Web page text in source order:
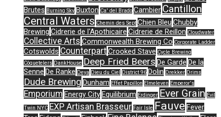
Brutes Burning Sky Buxton Ca' del Brado Cambier Cantillon
Central Waters Chemin des Sept Chien Bleu Chubby
Brewing Cidrerie de l'Apothicaire Cidrerie de Reillon Cloudwater
Collective Arts Commonwealth Brewing Co Corporate Ladder
Cotswolds CounterpartCrooked Stave Cycle Brewing
Côquetelers DankHouse Deep Fried Beers De Garde De la
Senne De Ranke Deya Dieu du Ciel District 96 Dolin Drekker Drims
Dude Brewing Dunham Effet Papillon Elmeleven Emperor's
Emporium Energy CityEquilibrium Erdinger Ever Grain Evil
Twin NYC EXP Artisan Brasseur Fair Isle Fauve Fever